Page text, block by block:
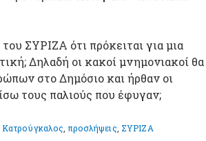
ΣΥΡΙΖΑ ότι πρόκειται για μια
Δηλαδή οι κακοί μνημονιακοί θα
στο Δημόσιο και ήρθαν οι
τους παλιούς που έφυγαν;
Κατρούγκαλος προσλήψεις ΣΥΡΙΖΑ